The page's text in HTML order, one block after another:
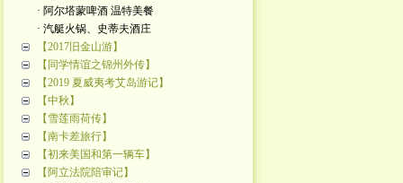
· 阿尔塔蒙啤酒 温特美餐
· 汽艇火锅、史蒂夫酒庄
【2017旧金山游】
【同学情谊之锦州外传】
【2019 夏威夷考艾岛游记】
【中秋】
【雪莲雨荷传】
【南卡差旅行】
【初来美国和第一辆车】
【阿立法院陪审记】